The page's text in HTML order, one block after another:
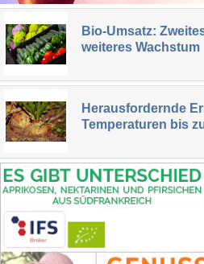
Bio-Umsatz:
weiteres Wachstum
Herausfordernde
Temperaturen bis